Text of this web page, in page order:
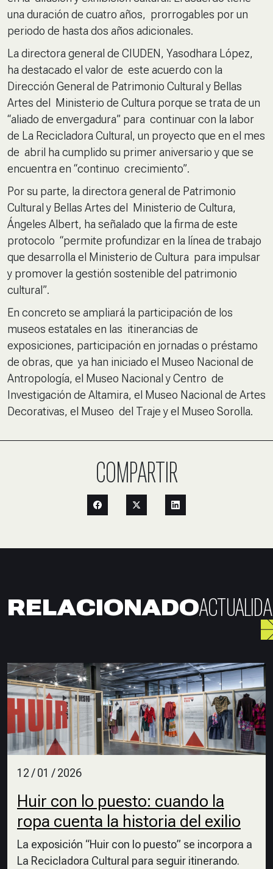
una duración de cuatro años, prorrogables por un
periodo de hasta dos años adicionales.
La directora general de CIUDEN, Yasodhara López,
ha destacado el valor de este acuerdo con la
Dirección General de Patrimonio Cultural y Bellas
Artes del Ministerio de Cultura porque se trata de un
“aliado de envergadura” para continuar con la labor
de La Recicladora Cultural, un proyecto que en el mes
de abril ha cumplido su primer aniversario y que se
encuentra en “continuo crecimiento”.
Por su parte, la directora general de Patrimonio
Cultural y Bellas Artes del Ministerio de Cultura,
Ángeles Albert, ha señalado que la firma de este
protocolo “permite profundizar en la línea de trabajo
que desarrolla el Ministerio de Cultura para impulsar
y promover la gestión sostenible del patrimonio
cultural”.
En concreto se ampliará la participación de los
museos estatales en las itinerancias de
exposiciones, participación en jornadas o préstamo
de obras, que ya han iniciado el Museo Nacional de
Antropología, el Museo Nacional y Centro de
Investigación de Altamira, el Museo Nacional de Artes
Decorativas, el Museo del Traje y el Museo Sorolla.
COMPARTIR
RELACIONADO
12 / 01 / 2026
Huir con lo puesto: cuando la
ropa cuenta la historia del exilio
La exposición “Huir con lo puesto” se incorpora a
La Recicladora Cultural para seguir itinerando.